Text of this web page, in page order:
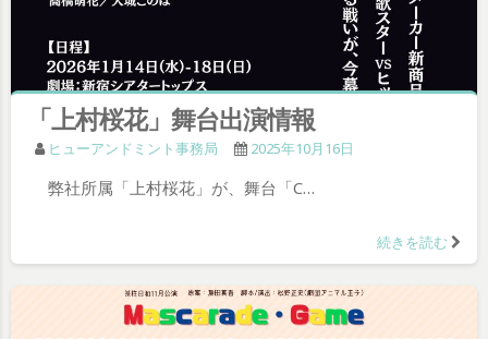
「上村桜花」舞台出演情報
ヒューアンドミント事務局 2025年10月16日
弊社所属「上村桜花」が、舞台「C…
続きを読む